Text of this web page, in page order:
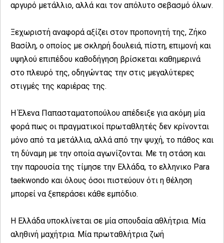
αργυρό μετάλλιο, αλλά και τον απόλυτο σεβασμό όλων.
Ξεχωριστή αναφορά αξίζει στον προπονητή της, Ζήκο
Βασίλη, ο οποίος με σκληρή δουλειά, πίστη, επιμονή και
υψηλού επιπέδου καθοδήγηση βρίσκεται καθημερινά
στο πλευρό της, οδηγώντας την στις μεγαλύτερες
στιγμές της καριέρας της.
Η Έλενα Παπασταματοπούλου απέδειξε για ακόμη μία
φορά πως οι πραγματικοί πρωταθλητές δεν κρίνονται
μόνο από τα μετάλλια, αλλά από την ψυχή, το πάθος και
τη δύναμη με την οποία αγωνίζονται. Με τη στάση και
την παρουσία της τίμησε την Ελλάδα, το ελληνικο Para
taekwondo και όλους όσοι πιστεύουν ότι η θέληση
μπορεί να ξεπεράσει κάθε εμπόδιο.
Η Ελλάδα υποκλίνεται σε μία σπουδαία αθλήτρια. Μία
αληθινή μαχήτρια. Μία πρωταθλήτρια ζωή